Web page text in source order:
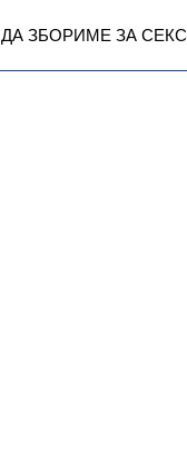
ДА ЗБОРИМЕ ЗА СЕКС